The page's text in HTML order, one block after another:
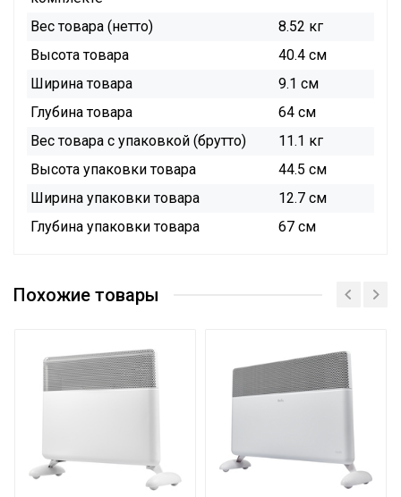
Вес товара (нетто)
8.52 кг
Высота товара
40.4 см
Ширина товара
9.1 см
Глубина товара
64 см
Вес товара с упаковкой (брутто)
11.1 кг
Высота упаковки товара
44.5 см
Ширина упаковки товара
12.7 см
Глубина упаковки товара
67 см
Сертификат
Сертификат
Каталог
Похожие товары